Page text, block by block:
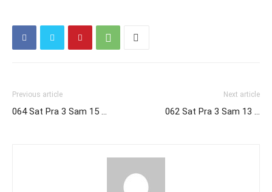
Previous article
064 Sat Pra 3 Sam 15 …
Next article
062 Sat Pra 3 Sam 13 …